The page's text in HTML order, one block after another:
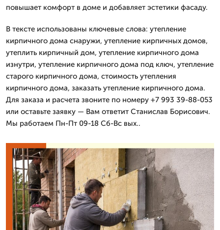
повышает комфорт в доме и добавляет эстетики фасаду.
В тексте использованы ключевые слова: утепление
кирпичного дома снаружи, утепление кирпичных домов,
утеплить кирпичный дом, утепление кирпичного дома
изнутри, утепление кирпичного дома под ключ, утепление
старого кирпичного дома, стоимость утепления
кирпичного дома, заказать утепление кирпичного дома.
Для заказа и расчета звоните по номеру +7 993 39-88-053
или оставьте заявку — Вам ответит Станислав Борисович.
Мы работаем Пн-Пт 09-18 Сб-Вс вых..